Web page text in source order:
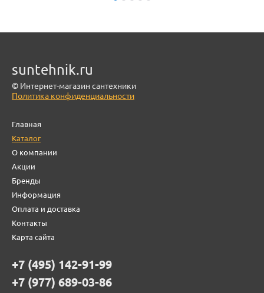
suntehnik.ru
© Интернет-магазин сантехники
Политика конфиденциальности
Главная
Каталог
О компании
Акции
Бренды
Информация
Оплата и доставка
Контакты
Карта сайта
+7 (495) 142-91-99
+7 (977) 689-03-86